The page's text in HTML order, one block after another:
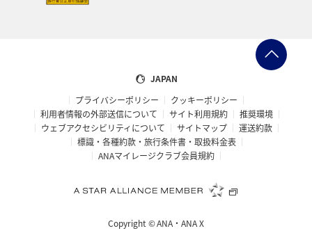
JAPAN
プライバシーポリシー
クッキーポリシー
利用者情報の外部送信について
サイト利用規約
推奨環境
ウェブアクセシビリティについて
サイトマップ
運送約款
標識・各種約款・旅行条件書・取扱料金表
ANAマイレージクラブ会員規約
Copyright ©ANA・ANA X